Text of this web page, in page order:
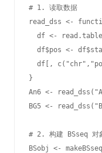
# 1. 读取数据
read_dss <-
df <-
df$pos <-
df[,
}
An6 <-
BG5 <-
# 2. 构建 BSseq 对
BSobj <-